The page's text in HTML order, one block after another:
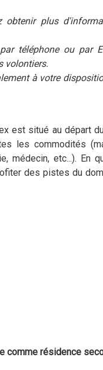
obtenir plus
téléphone ou par
volontiers.
à votre
est situé au départ
les commodités
médecin, etc...). En
des pistes du
comme résidence